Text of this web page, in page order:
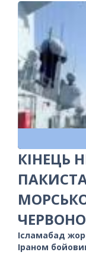
КІНЕЦЬ
Ісламабад
Іраном